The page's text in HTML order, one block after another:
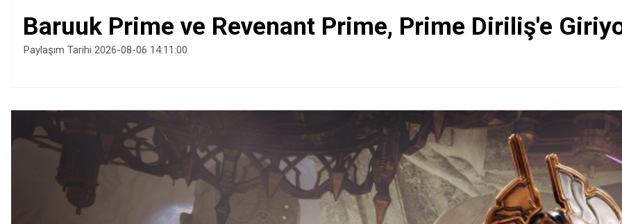
Baruuk Prime ve Revenant Prime, Prime Diriliş'e
Paylaşım Tarihi 2026-08-06 14:11:00